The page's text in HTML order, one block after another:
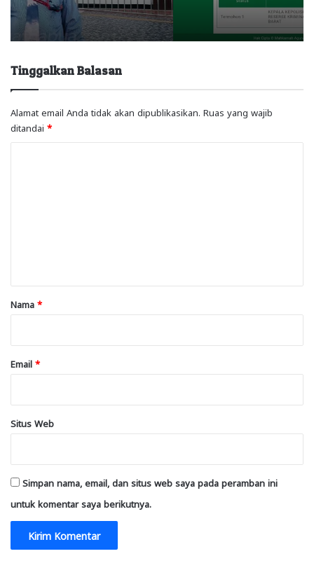
Tinggalkan Balasan
Alamat email Anda tidak akan dipublikasikan. Ruas yang wajib
ditandai *
rNama *
Email *
Situs Web
Simpan nama, email, dan situs web saya pada peramban ini
untuk komentar saya berikutnya.